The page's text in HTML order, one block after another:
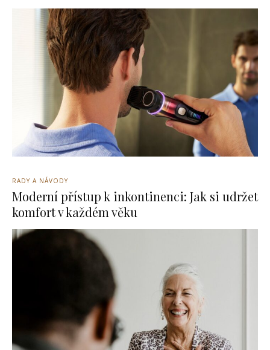
RADY A NÁVODY
Moderní přístup k inkontinenci: Jak si udržet
komfort v každém věku